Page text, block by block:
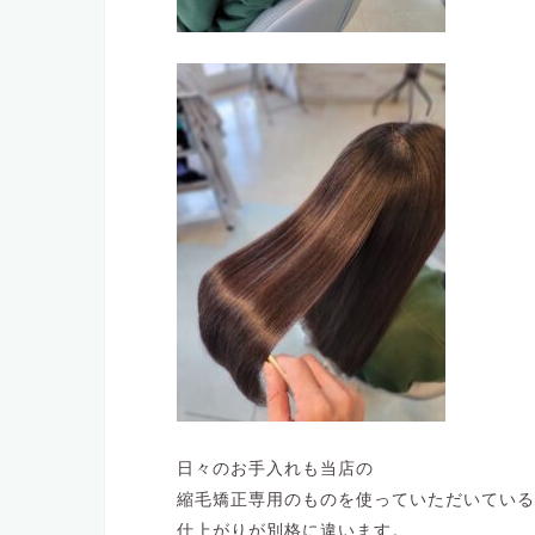
日々のお手入れも当店の
縮毛矯正専用のものを使っていただいてい
仕上がりが別格に違います。